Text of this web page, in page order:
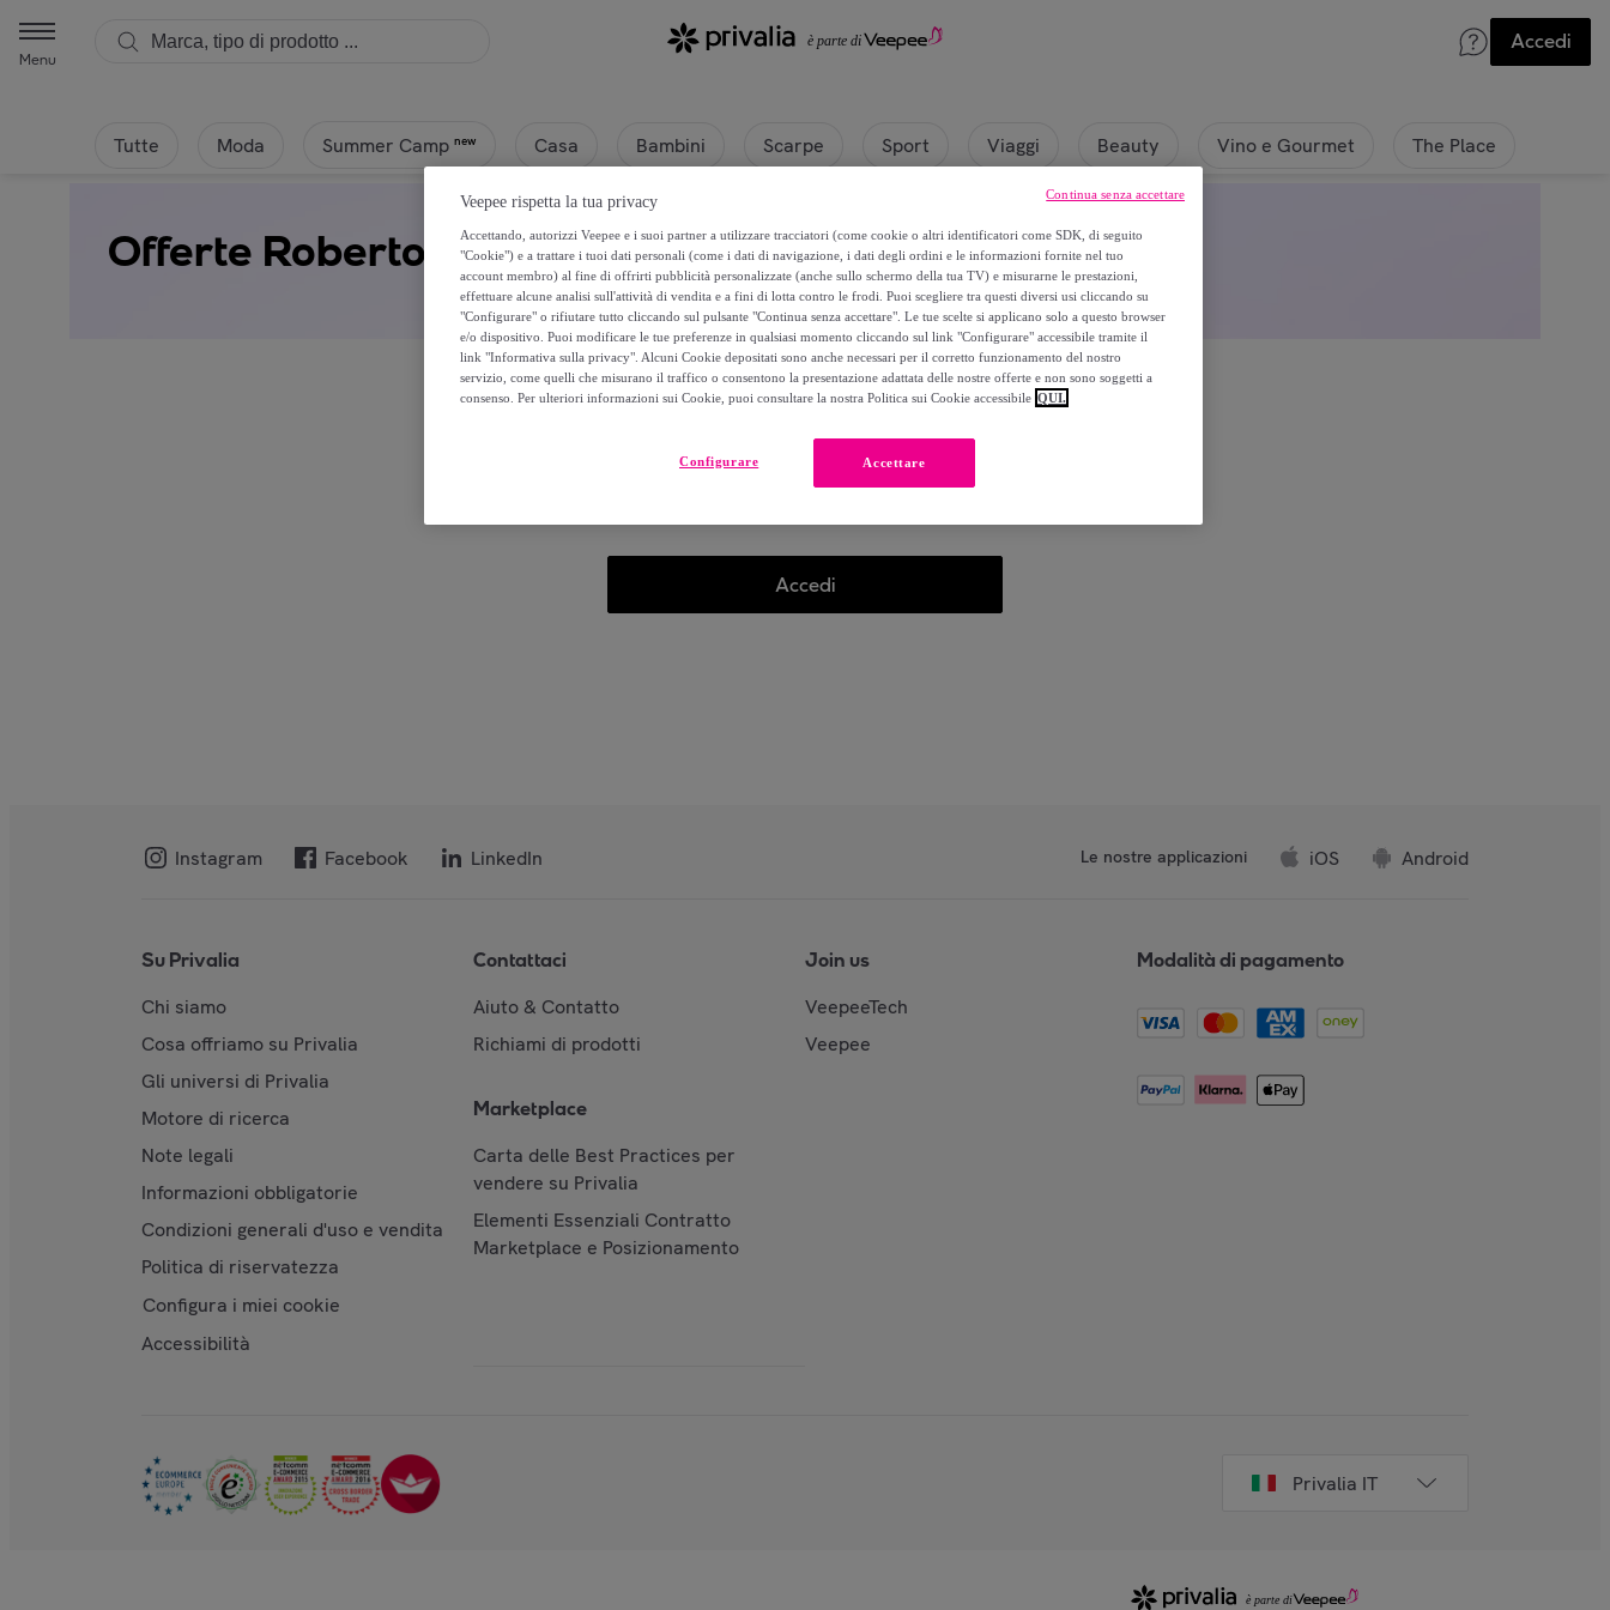
Menu
Accedi
Tutte Moda Summer Camp new Casa Bambini Scarpe Sport Viaggi Beauty Vino e Gourmet The Place
Offerte Roberto Cavalli
Attualmente non è disponibile alcun prodotto.
Accedi
Instagram Facebook LinkedIn Le nostre applicazioni iOS Android
Su Privalia
Chi siamo
Cosa offriamo su Privalia
Gli universi di Privalia
Motore di ricerca
Note legali
Informazioni obbligatorie
Condizioni generali d'uso e vendita
Politica di riservatezza
Configura i miei cookie
Accessibilità
Contattaci
Aiuto & Contatto
Richiami di prodotti
Marketplace
Carta delle Best Practices per
vendere su Privalia
Elementi Essenziali Contratto
Marketplace e Posizionamento
Join us
VeepeeTech
Veepee
Modalità di pagamento
Privalia IT
Veepee rispetta la tua privacy
Accettando, autorizzi Veepee e i suoi partner a utilizzare tracciatori (come cookie o altri identificatori come SDK, di seguito
"Cookie") e a trattare i tuoi dati personali (come i dati di navigazione, i dati degli ordini e le informazioni fornite nel tuo
account membro) al fine di offrirti pubblicità personalizzate (anche sullo schermo della tua TV) e misurarne le prestazioni,
effettuare alcune analisi sull'attività di vendita e a fini di lotta contro le frodi. Puoi scegliere tra questi diversi usi cliccando su
"Configurare" o rifiutare tutto cliccando sul pulsante "Continua senza accettare". Le tue scelte si applicano solo a questo browser
e/o dispositivo. Puoi modificare le tue preferenze in qualsiasi momento cliccando sul link "Configurare" accessibile tramite il
link "Informativa sulla privacy". Alcuni Cookie depositati sono anche necessari per il corretto funzionamento del nostro
servizio, come quelli che misurano il traffico o consentono la presentazione adattata delle nostre offerte e non sono soggetti a
consenso. Per ulteriori informazioni sui Cookie, puoi consultare la nostra Politica sui Cookie accessibile QUI.
Accettare
Configurare
Continua senza accettare